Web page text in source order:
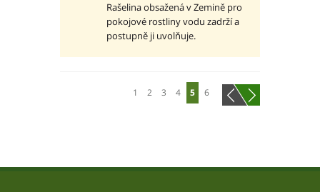
Rašelina obsažená v Zemině pro
pokojové rostliny vodu zadrží a
postupně ji uvolňuje.
1 2 3 4 5 6